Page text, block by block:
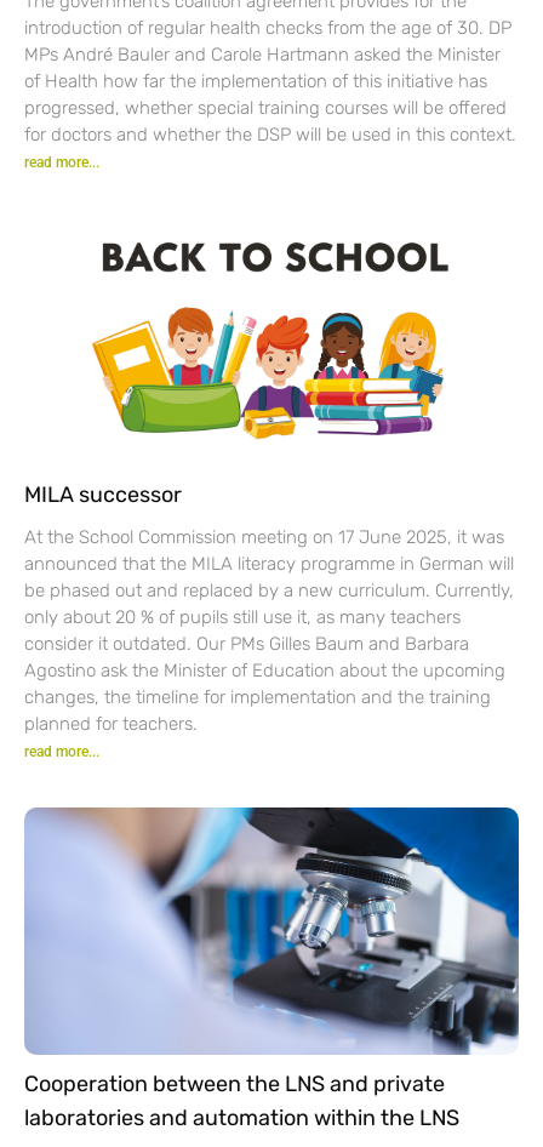
introduction of regular health checks from the age of 30. DP
MPs André Bauler and Carole Hartmann asked the Minister
of Health how far the implementation of this initiative has
progressed, whether special training courses will be offered
for doctors and whether the DSP will be used in this context.
read more...
MILA successor
At the School Commission meeting on 17 June 2025, it was
announced that the MILA literacy programme in German will
be phased out and replaced by a new curriculum. Currently,
only about 20 % of pupils still use it, as many teachers
consider it outdated. Our PMs Gilles Baum and Barbara
Agostino ask the Minister of Education about the upcoming
changes, the timeline for implementation and the training
planned for teachers.
read more...
Cooperation between the LNS and private
laboratories and automation within the LNS